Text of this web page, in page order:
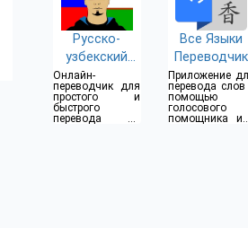
Русско-
узбекский
переводчик
Онлайн-
переводчик для
простого и
быстрого
перевода на
Все Языки
Переводчик
Приложение
перевода слов
помощью
голосового
помощника